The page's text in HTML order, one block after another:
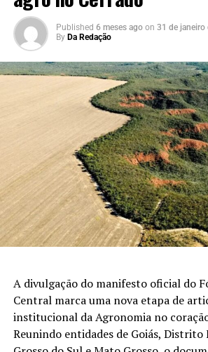
Published 6 meses ago on 31 de janeiro
By Da Redação
A divulgação do manifesto oficial do
Central marca uma nova etapa de
institucional da Agronomia no
Reunindo entidades de Goiás, Distrito